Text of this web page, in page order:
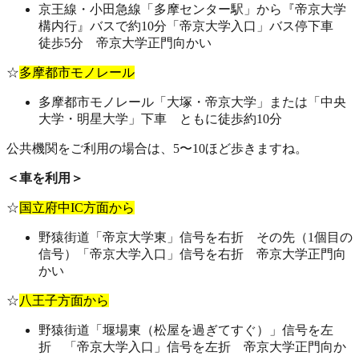
京王線・小田急線「多摩センター駅」から『帝京大学
構内行』バスで約10分「帝京大学入口」バス停下車
徒歩5分 帝京大学正門向かい
☆多摩都市モノレール
多摩都市モノレール「大塚・帝京大学」または「中央
大学・明星大学」下車 ともに徒歩約10分
公共機関をご利用の場合は、5〜10ほど歩きますね。
＜車を利用＞
☆国立府中IC方面から
野猿街道「帝京大学東」信号を右折 その先（1個目の
信号）「帝京大学入口」信号を右折 帝京大学正門向
かい
☆八王子方面から
野猿街道「堰場東（松屋を過ぎてすぐ）」信号を左
折 「帝京大学入口」信号を左折 帝京大学正門向か